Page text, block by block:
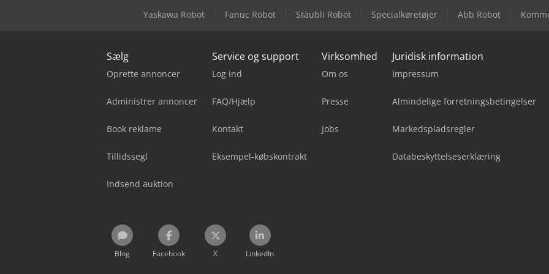
Yaskawa Robot Fanuc Robot Stäubli Robot Specialkøretøjer Abb Robot
Sælg
Oprette annoncer
Administrer annoncer
Book reklame
Tillidssegl
Indsend auktion
Service og support
Log ind
FAQ/Hjælp
Kontakt
Eksempel-købskontrakt
Virksomhed
Om os
Presse
Jobs
Juridisk information
Impressum
Almindelige forretningsbetingelser
Markedspladsregler
Databeskyttelseserklæring
Blog Facebook X LinkedIn